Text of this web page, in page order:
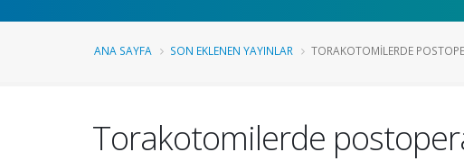
ANA SAYFA SON EKLENEN YAYINLAR TORAKOTOMILERDE
Torakotomilerde